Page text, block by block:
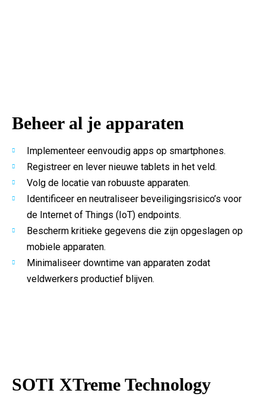
Beheer al je apparaten
Implementeer eenvoudig apps op smartphones.
Registreer en lever nieuwe tablets in het veld.
Volg de locatie van robuuste apparaten.
Identificeer en neutraliseer beveiligingsrisico’s voor
de Internet of Things (IoT) endpoints.
Bescherm kritieke gegevens die zijn opgeslagen op
mobiele apparaten.
Minimaliseer downtime van apparaten zodat
veldwerkers productief blijven.
SOTI XTreme Technology